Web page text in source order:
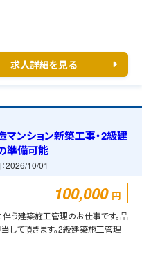
求人詳細を見る
ンション新築工事・2級建
準備可能
2026/10/01
100,000 円
う建築施工管理のお仕事です。品
して頂きます。2級建築施工管理